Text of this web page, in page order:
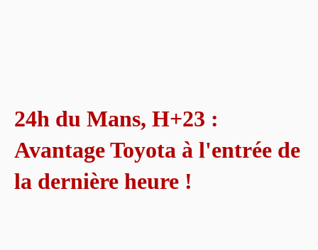
24h du Mans, H+23 :
Avantage Toyota à l'entrée de
la dernière heure !